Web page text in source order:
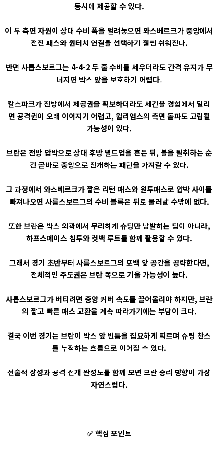
동시에 제공할 수 있다.
이 두 측면 자원이 상대 수비 폭을 벌려놓으면 와스베르크가 중앙에서
전진 패스와 원터치 연결을 선택하기 훨씬 쉬워진다.
반면 사릅스보르그는 4-4-2 두 줄 수비를 세우더라도 간격 유지가 무
너지면 박스 앞을 보호하기 어렵다.
칼스파크가 전방에서 제공권을 확보하더라도 세컨볼 경합에서 밀리
면 공격권이 오래 이어지기 어렵고, 윌리엄스의 측면 돌파도 고립될
가능성이 있다.
브란은 전방 압박으로 상대 후방 빌드업을 흔든 뒤, 볼을 탈취하는 순
간 곧바로 중앙으로 전개하는 패턴을 가져갈 수 있다.
그 과정에서 와스베르크가 짧은 리턴 패스와 원투패스로 압박 사이를
빠져나오면 사릅스보르그의 수비 블록은 뒤로 물러날 수밖에 없다.
또한 브란은 박스 외곽에서 무리하게 슈팅만 남발하는 팀이 아니라,
하프스페이스 침투와 컷백 루트를 함께 활용할 수 있다.
그래서 경기 초반부터 사릅스보르그의 포백 앞 공간을 공략한다면,
전체적인 주도권은 브란 쪽으로 기울 가능성이 높다.
사릅스보르그가 버티려면 중앙 커버 속도를 끌어올려야 하지만, 브란
의 짧고 빠른 패스 교환을 계속 따라가기에는 부담이 크다.
결국 이번 경기는 브란이 박스 앞 빈틈을 집요하게 찌르며 슈팅 찬스
를 누적하는 흐름으로 이어질 수 있다.
전술적 상성과 공격 전개 완성도를 함께 보면 브란 승리 방향이 가장
자연스럽다.
✅ 핵심 포인트